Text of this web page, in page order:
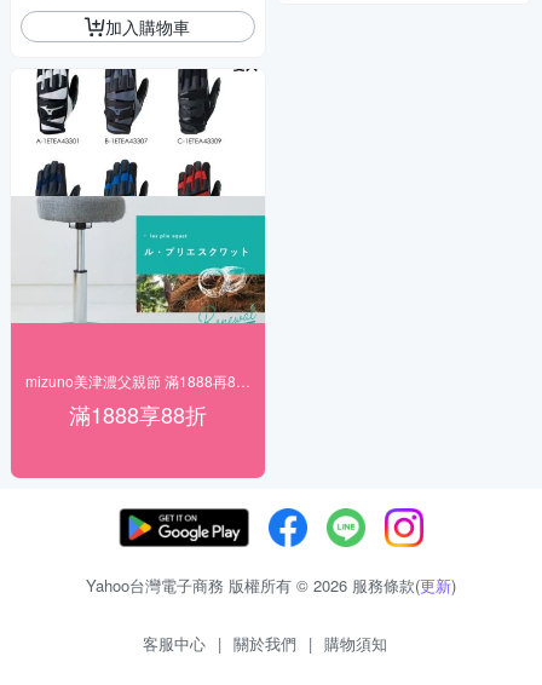
加入購物車
滿1888享88折
Yahoo台灣電子商務 版權所有 © 2026 服務條款(更新)
客服中心 | 關於我們 | 購物須知